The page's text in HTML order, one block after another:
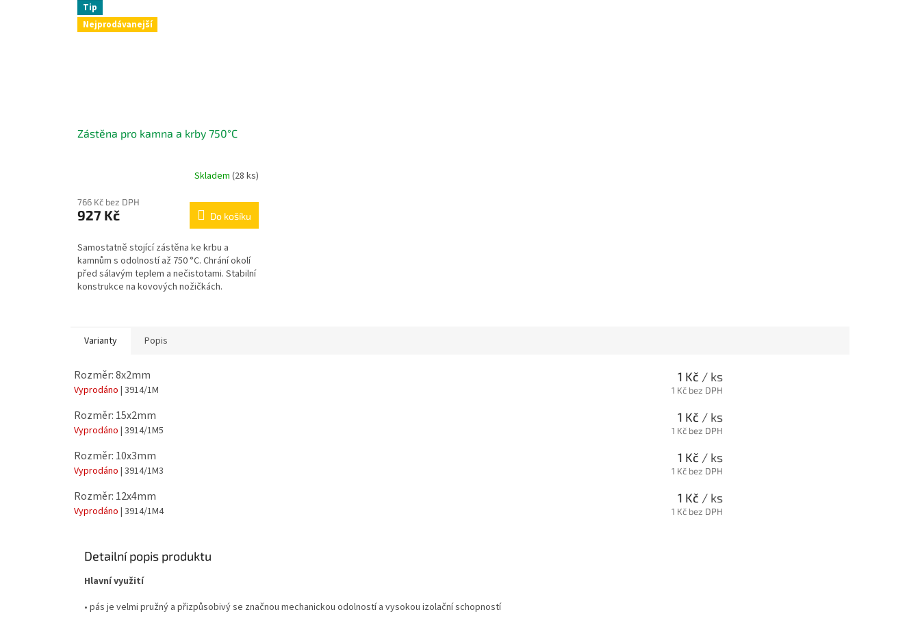
Tip
Nejprodávanejší
Zástěna pro kamna a krby 750°C
Skladem (28 ks)
766 Kč bez DPH
927 Kč Do košíku
Samostatně stojící zástěna ke krbu a
kamnům s odolností až 750 °C. Chrání okolí
před sálavým teplem a nečistotami. Stabilní
konstrukce na kovových nožičkách.
Varianty Popis
Rozměr: 8x2mm
Vyprodáno | 3914/1M
1 Kč / ks
1 Kč bez DPH
Rozměr: 15x2mm
Vyprodáno | 3914/1M5
1 Kč / ks
1 Kč bez DPH
Rozměr: 10x3mm
Vyprodáno | 3914/1M3
1 Kč / ks
1 Kč bez DPH
Rozměr: 12x4mm
Vyprodáno | 3914/1M4
1 Kč / ks
1 Kč bez DPH
Detailní popis produktu
Hlavní využití
• pás je velmi pružný a přizpůsobivý se značnou mechanickou odolností a vysokou izolační schopností